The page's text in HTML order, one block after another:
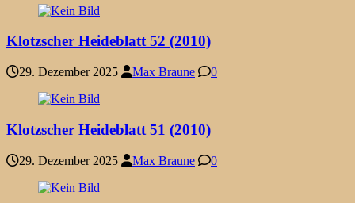
Klotzscher Heideblatt 52 (2010)
29. Dezember 2025 Max Braune 0
Klotzscher Heideblatt 51 (2010)
29. Dezember 2025 Max Braune 0